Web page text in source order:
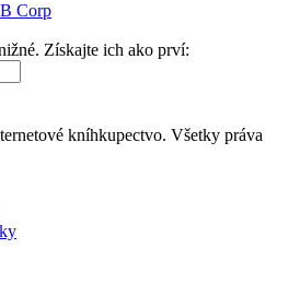
Corp
Získajte ich ako prví:
kníhkupectvo. Všetky práva